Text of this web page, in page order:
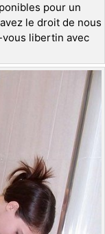
pour un
le droit de nous
libertin avec